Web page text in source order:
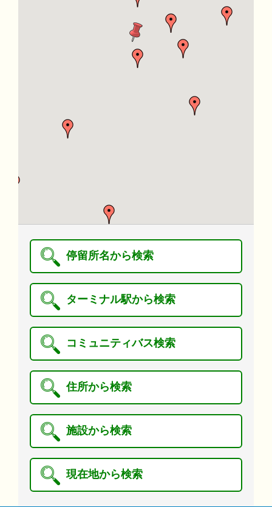
停留所名から検索
ターミナル駅から検索
コミュニティバス検索
住所から検索
施設から検索
現在地から検索